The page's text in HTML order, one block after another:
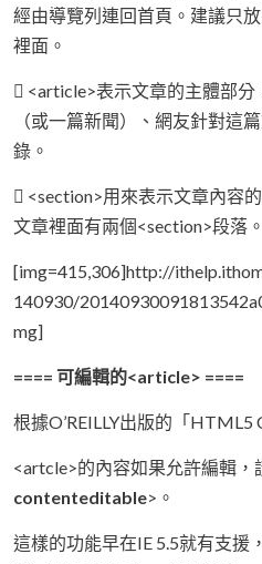
經由導覽列連回首頁。建議只
裡面。
 <article>表示文章的主體部
（或一篇新聞）、網友針對這
錄。
 <section>用來表示文章內容
文章裡面有兩個<section>段落。
[img=415,306]http://
140930/
mg]
==== 可編輯的<article> ====
根據O’REILLY出版的「
<artcle>的內容如果允許編輯，
contenteditable>。
這樣的功能早在IE 5.5就有支援